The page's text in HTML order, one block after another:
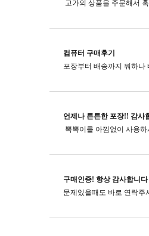
컴퓨터 구매후기
포장부터 배송까지 뭐하
언제나 튼튼한 포장!! 감사
뽁뽁이를 아낌없이 사용
구매인증! 항상 감사합니다
문제있을때도 바로 연락주